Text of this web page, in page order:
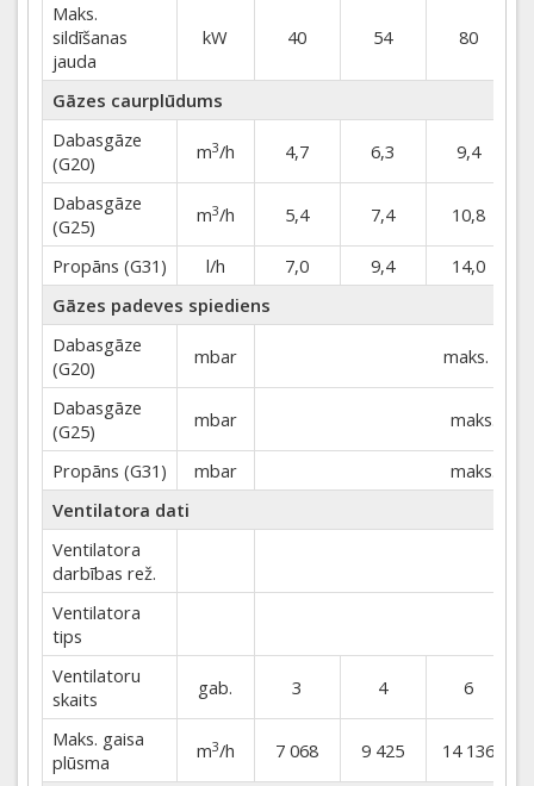
Maks.
sildīšanas
jauda
kW 40 54 80
Gāzes caurplūdums
Dabasgāze
(G20)
m3/h 4,7 6,3 9,4
Dabasgāze
(G25)
m3/h 5,4 7,4 10,8
Propāns (G31) l/h 7,0 9,4
14,0
Gāzes padeves spiediens
Dabasgāze
(G20)
mbar maks. 25
Dabasgāze
(G25)
mbar maks. 30
Propāns (G31) mbar
maks. 45
Ventilatora dati
Ventilatora
darbības rež.
Ventilatora
tips
Ventilatoru
skaits
gab. 3 4 6
Maks. gaisa
plūsma
m3/h 7 068 9 425 14 136